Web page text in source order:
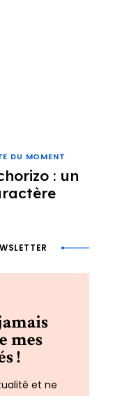
DU MOMENT
: un
mes
!
et ne